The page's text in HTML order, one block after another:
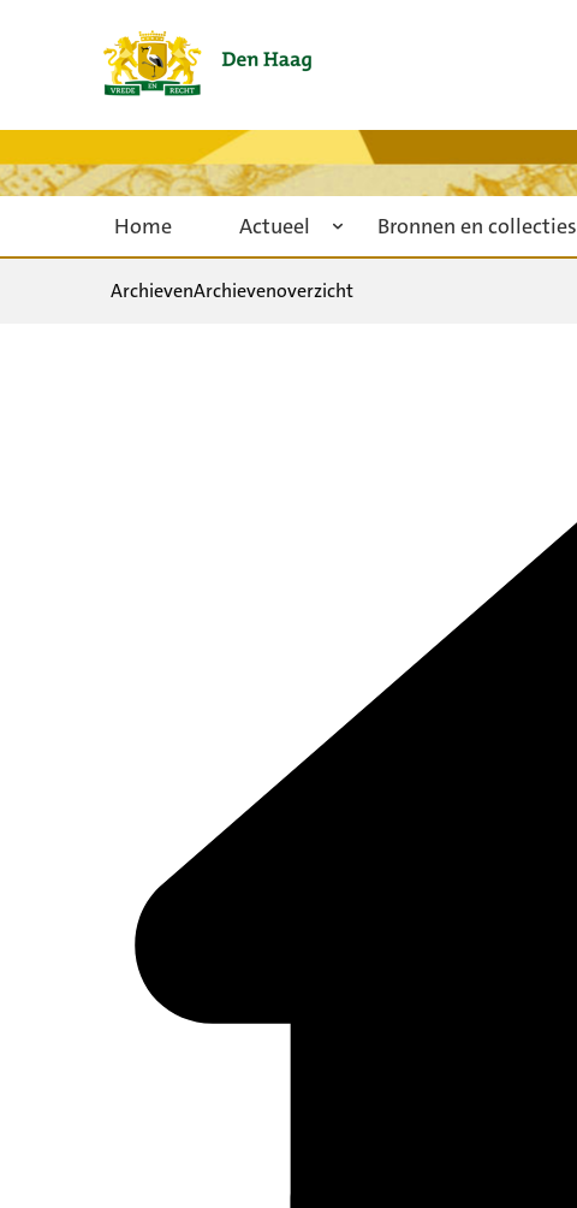
Home Actueel Bronnen en collecties
ArchievenArchievenoverzicht